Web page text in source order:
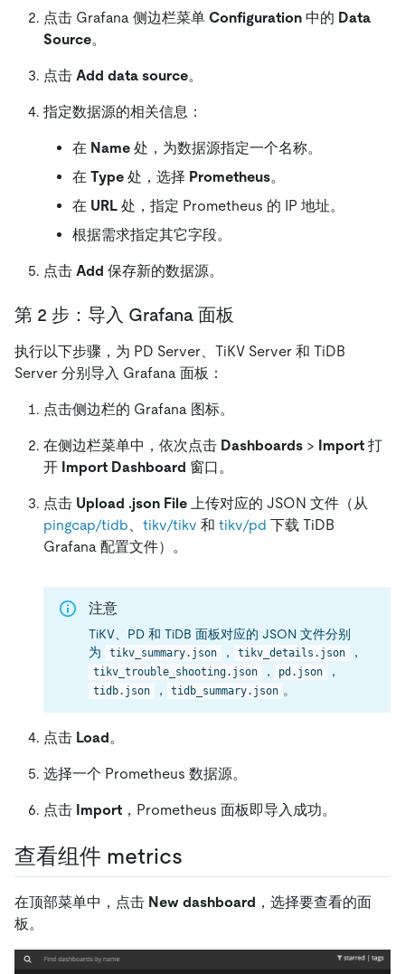
点击 Grafana 侧边栏菜单 Configuration 中的 Data
Source。
点击 Add data source。
指定数据源的相关信息：
在 Name 处，为数据源指定一个名称。
在 Type 处，选择 Prometheus。
在 URL 处，指定 Prometheus 的 IP 地址。
根据需求指定其它字段。
点击 Add 保存新的数据源。
第 2 步：导入 Grafana 面板
执行以下步骤，为 PD Server、TiKV Server 和 TiDB
Server 分别导入 Grafana 面板：
点击侧边栏的 Grafana 图标。
在侧边栏菜单中，依次点击 Dashboards > Import 打
开 Import Dashboard 窗口。
点击 Upload .json File 上传对应的 JSON 文件（从
pingcap/tidb、 tikv/tikv 和 tikv/pd 下载 TiDB
Grafana 配置文件）。
注意
TiKV、PD 和 TiDB 面板对应的 JSON 文件分别
为
tikv_summary.json ， tikv_details.json ，
tikv_trouble_shooting.json ， pd.json ，
tidb.json ， tidb_summary.json 。
点击 Load。
选择一个 Prometheus 数据源。
点击 Import ，Prometheus 面板即导入成功。
查看组件 metrics
在顶部菜单中，点击 New dashboard ，选择要查看的面
板。